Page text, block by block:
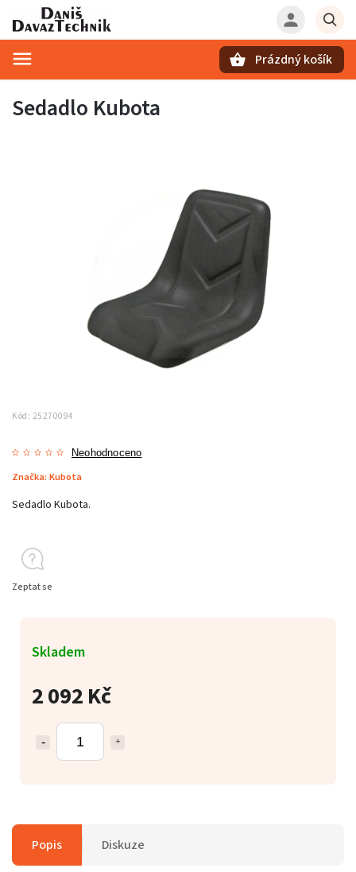
Prázdný košík
Sedadlo Kubota
Kód: 25270094
Neohodnoceno
Značka: Kubota
2 092 Kč
Skladem
Sedadlo Kubota.
Zeptat se
Popis Diskuze